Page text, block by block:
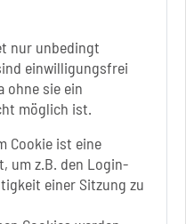
nur unbedingt
einwilligungsfrei
ohne sie ein
möglich ist.
Cookie ist eine
um z.B. den Login-
einer Sitzung zu
Bad Salzelmen
(Elbe)